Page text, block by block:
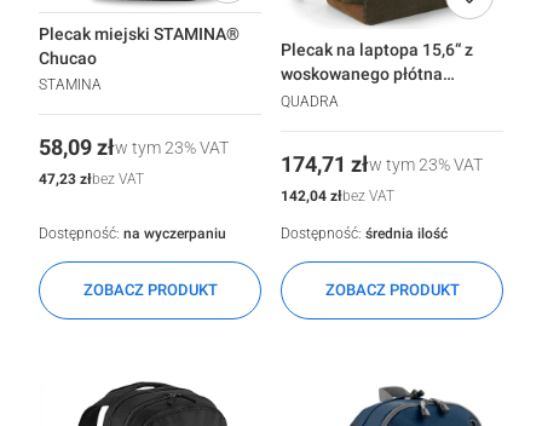
Plecak miejski STAMINA®
Chucao
STAMINA
Cena
58,09 złw tym23%VAT
Cena
47,23 złbez VAT
ZOBACZ PRODUKT
Dostępność: na wyczerpaniu
Plecak na laptopa 15,6“ z
woskowanego płótna
QUADRA® Heritage
QUADRA
Cena
174,71 złw tym23%VAT
Cena
142,04 złbez VAT
ZOBACZ PRODUKT
Dostępność: średnia ilość